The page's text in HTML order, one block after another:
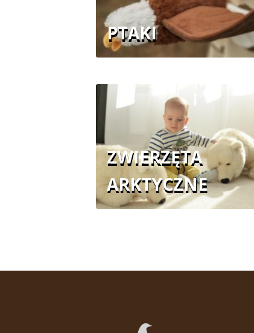
PTAKI
ZWIERZĘTA
ARKTYCZNE